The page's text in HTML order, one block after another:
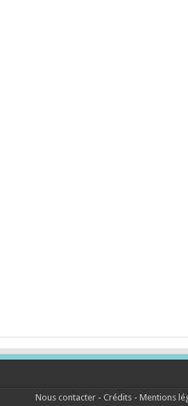
Nous contacter -Crédits -Mentions